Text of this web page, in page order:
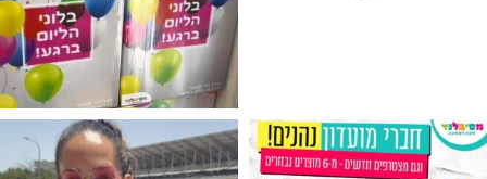
מין העובר רק במסיבלנד !! קיים